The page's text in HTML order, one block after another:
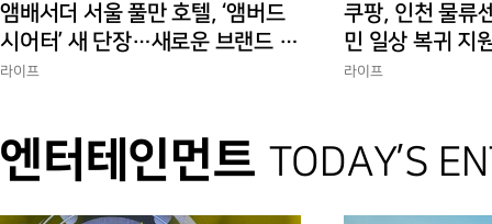
앰배서더 서울 풀만 호텔, ‘앰버드
시어터’ 새 단장…새로운 브랜드 경
험 선사
라이프
쿠팡, 인천 물류
민 일상 복귀 지
에 총력”
라이프
엔터테인먼트 TODAY’S